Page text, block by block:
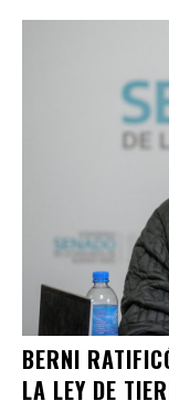
BERNI
LA LEY DE